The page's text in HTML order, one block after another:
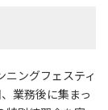
ングフェスティ
業務後に集まっ